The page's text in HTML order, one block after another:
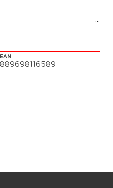
EAN
889698116589